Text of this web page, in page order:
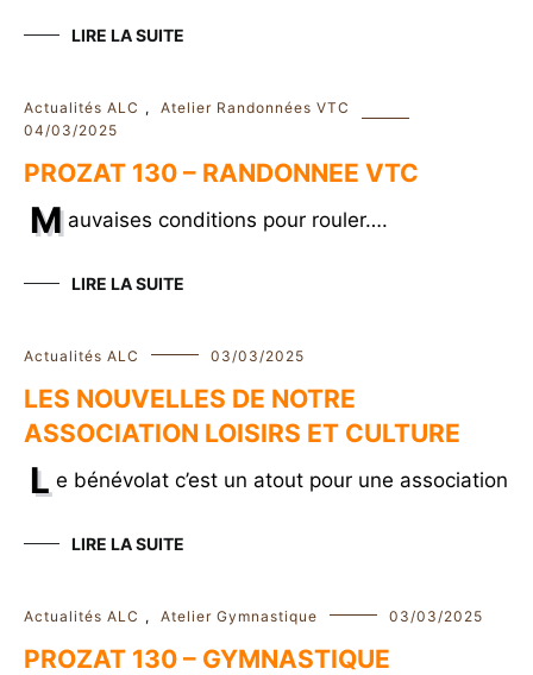
LIRE LA SUITE
Actualités ALC ,
Atelier Randonnées VTC
04/03/2025
PROZAT 130 – RANDONNEE VTC
M auvaises conditions pour rouler….
LIRE LA SUITE
Actualités ALC 03/03/2025
LES NOUVELLES DE NOTRE
ASSOCIATION LOISIRS ET CULTURE
L e bénévolat c’est un atout pour une association
LIRE LA SUITE
Actualités ALC , Atelier Gymnastique 03/03/2025
PROZAT 130 – GYMNASTIQUE